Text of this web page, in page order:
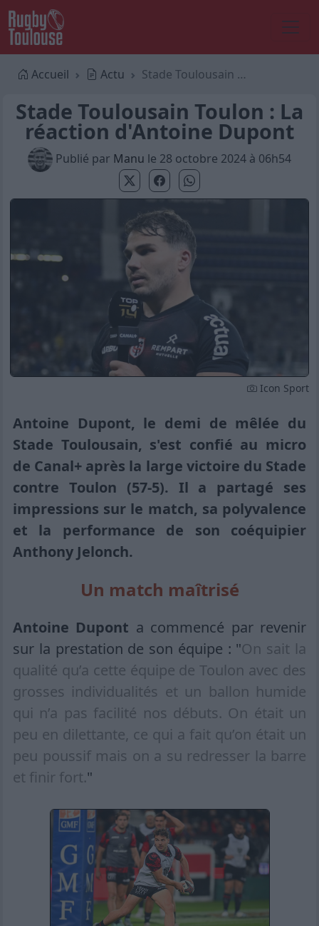
Accueil Actu Stade Toulousain Toulon : La réaction d'Antoine Dupont
Stade Toulousain Toulon : La
réaction d'Antoine Dupont
Publié par Manu le 28 octobre 2024 à 06h54
Icon Sport
Antoine Dupont, le demi de mêlée du
Stade Toulousain, s'est confié au micro
de Canal+ après la large victoire du Stade
contre Toulon (57-5). Il a partagé ses
impressions sur le match, sa polyvalence
et la performance de son coéquipier
Anthony Jelonch.
Un match maîtrisé
Antoine Dupont a commencé par revenir
sur la prestation de son équipe : "On sait la
qualité qu’a cette équipe de Toulon avec des
grosses individualités et un ballon humide
qui n’a pas facilité nos débuts. On était un
peu en dilettante, ce qui a fait qu’on était un
peu poussif mais on a su redresser la barre
et finir fort."